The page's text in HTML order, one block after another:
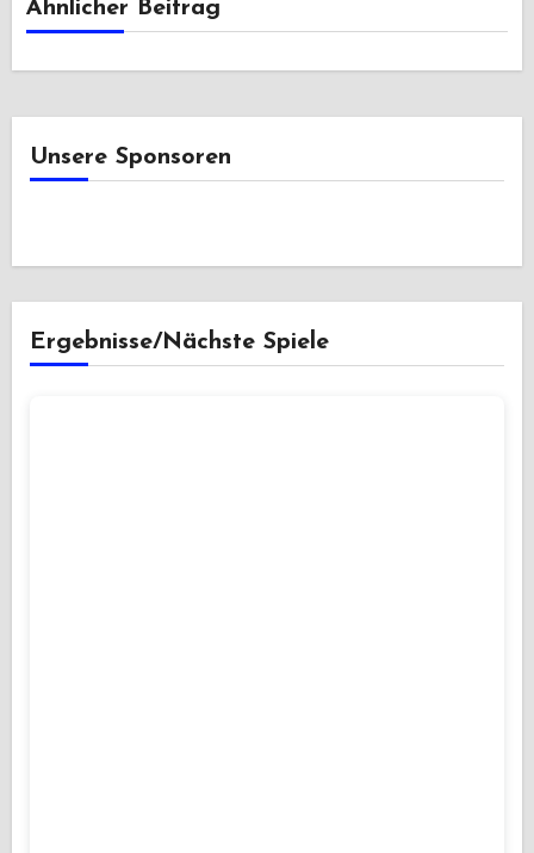
Ähnlicher Beitrag
Unsere Sponsoren
Ergebnisse/Nächste Spiele